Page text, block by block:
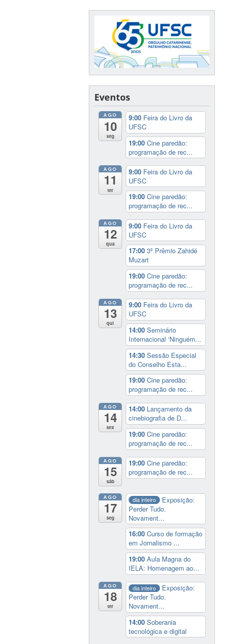
Eventos
AGO
10
seg
9:00 Feira do Livro da
UFSC
19:00Cine paredão:
programação de rec...
AGO
11
ter
9:00 Feira do Livro da
UFSC
19:00Cine paredão:
programação de rec...
AGO
12
qua
9:00 Feira do Livro da
UFSC
17:003º Prêmio Zahidé
Muzart
19:00Cine paredão:
programação de rec...
AGO
13
qui
9:00 Feira do Livro da
UFSC
14:00Seminário
Internacional ‘Ninguém...
14:30Sessão Especial
do Conselho Esta...
19:00Cine paredão:
programação de rec...
AGO
14
sex
14:00 Lançamento da
cinebiografia de D...
19:00Cine paredão:
programação de rec...
AGO
15
sáb
19:00Cine paredão:
programação de rec...
AGO
17
seg
dia inteiro
Exposição:
Perder Tudo.
Novament...
16:00Curso de formação
em Jornalismo ...
19:00Aula Magna do
IELA: Homenagem ao...
AGO
18
ter
dia inteiro
Exposição:
Perder Tudo.
Novament...
14:00Soberania
tecnológica e digital